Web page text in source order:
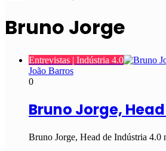
Bruno Jorge
Entrevistas | Indústria 4.0
João Barros
0
Bruno Jorge,
Bruno Jorge, Head de Indústria